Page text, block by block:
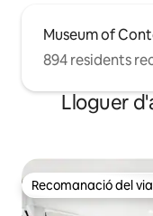
Museum of
894 residents
Lloguer
Recomanació del
Recomanació del